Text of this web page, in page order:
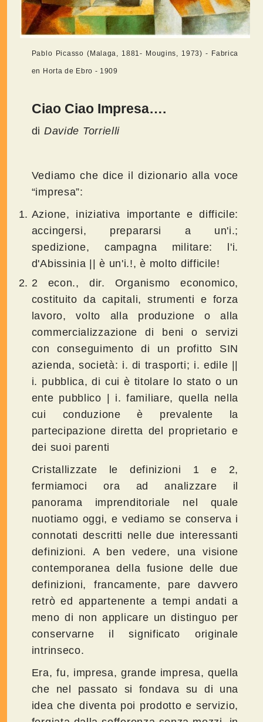
Pablo Picasso (Malaga, 1881- Mougins, 1973) - Fabrica
en Horta de Ebro - 1909
Ciao Ciao Impresa….
di Davide Torrielli
Vediamo che dice il dizionario alla voce
“impresa”:
Azione, iniziativa importante e difficile:
accingersi, prepararsi a un'i.;
spedizione, campagna militare: l'i.
d'Abissinia || è un'i.!, è molto difficile!
2 econ., dir. Organismo economico,
costituito da capitali, strumenti e forza
lavoro, volto alla produzione o alla
commercializzazione di beni o servizi
con conseguimento di un profitto SIN
azienda, società: i. di trasporti; i. edile ||
i. pubblica, di cui è titolare lo stato o un
ente pubblico | i. familiare, quella nella
cui conduzione è prevalente la
partecipazione diretta del proprietario e
dei suoi parenti
Cristallizzate le definizioni 1 e 2,
fermiamoci ora ad analizzare il
panorama imprenditoriale nel quale
nuotiamo oggi, e vediamo se conserva i
connotati descritti nelle due interessanti
definizioni. A ben vedere, una visione
contemporanea della fusione delle due
definizioni, francamente, pare davvero
retrò ed appartenente a tempi andati a
meno di non applicare un distinguo per
conservarne il significato originale
intrinseco.
Era, fu, impresa, grande impresa, quella
che nel passato si fondava su di una
idea che diventa poi prodotto e servizio,